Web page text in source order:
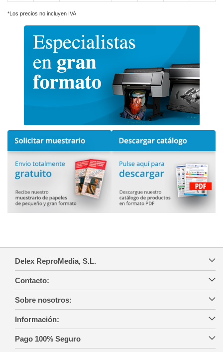
*Los precios no incluyen IVA
Delex ReproMedia, S.L.
Contacto:
Sobre nosotros:
Información:
Pago 100% Seguro